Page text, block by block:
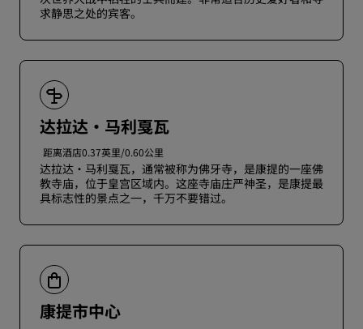
求静思之处的宾客。
达拉达·马利戛瓦
距离酒店0.37英里/0.60公里
达拉达·马利戛瓦，通常被称为佛牙寺，是康提的一座佛
教寺庙，位于皇宫区域内。这座寺庙庄严神圣，是康提最
具标志性的景点之一，千万不要错过。
康提市中心